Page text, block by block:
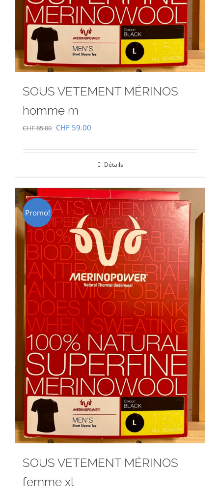
SOUS VETEMENT MÉRINOS
homme m
CHF85.00 Le
initial
CHF 85.00.
CHF 59.00
actuel
CHF 59.00.
Détails
Promo!
SOUS VETEMENT MÉRINOS
femme xl